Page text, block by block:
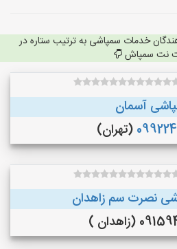
خدمات سمپاشی به ترتیب ستاره در
نت سمپاش
آسمان
(تهران)
نصرت سم زاهدان
(زاهدان )